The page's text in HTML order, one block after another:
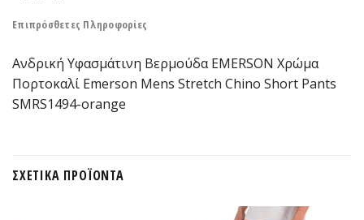
Επιπρόσθετες Πληροφορίες
Ανδρική Υφασμάτινη Βερμούδα EMERSON Χρώμα
Πορτοκαλί Emerson Mens Stretch Chino Short Pants
SMRS1494-orange
ΣΧΕΤΙΚΆ ΠΡΟΪΌΝΤΑ